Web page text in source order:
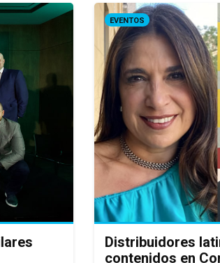
EVENTOS
Distribuidores
contenidos en